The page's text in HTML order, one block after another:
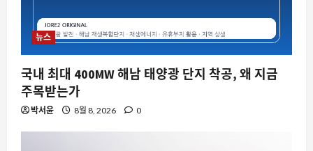
뉴스
국내 최대 400MW 해남 태양광 단지 착공, 왜 지금
주목받는가
박서윤 8월 8, 2026 0